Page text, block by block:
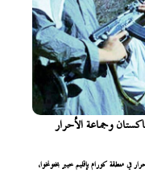
وجماعة الأحرار
في منطقة كورام بإقليم خيبر بختونخوا،